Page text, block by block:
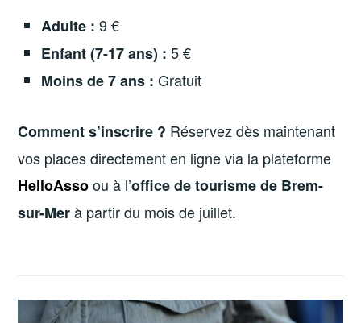
Adulte : 9 €
Enfant (7-17 ans) : 5 €
Moins de 7 ans : Gratuit
Comment s’inscrire ? Réservez dès maintenant
vos places directement en ligne via la plateforme
HelloAssoou à l’office de tourisme de Brem-
sur-Merà partir du mois de juillet.